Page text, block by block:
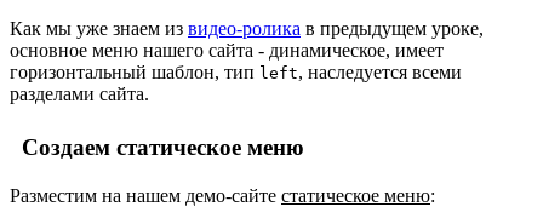
Как мы уже знаем из видео-ролика в предыдущем уроке,
основное меню нашего сайта - динамическое, имеет
горизонтальный шаблон, тип left, наследуется всеми
разделами сайта.
Создаем статическое меню
Разместим на нашем демо-сайте статическое меню: